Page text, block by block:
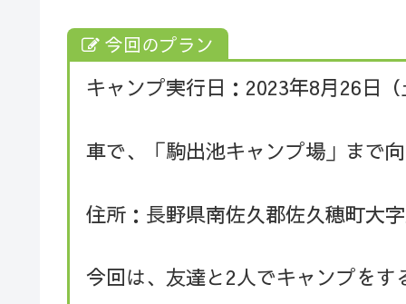
今回のプラン
キャンプ実行日：2023年8月26日
車で、「駒出池キャンプ場」まで
住所：長野県南佐久郡佐久穂町大
今回は、友達と2人でキャンプをす